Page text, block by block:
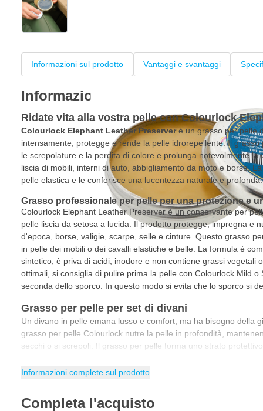
Informazioni sul prodotto Vantaggi e svantaggi
Informazioni sul prodotto
Ridate vita alla vostra pelle con Colourlock
Colourlock Elephant Leather Preserverè un grasso per pelle
intensamente, protegge e rende la pelle idrorepellente. Il grasso
le screpolature e la perdita di colore e prolunga notevolmente la
liscia di mobili, interni di auto, abbigliamento da moto e borse.
pelle elastica e le conferisce una lucentezza naturale e profonda.
Grasso professionale per pelle per una protezione e
Colourlock Elephant Leather Preserver è un conservante per
pelle liscia da setosa a lucida. Il prodotto protegge, impregna e
d'epoca, borse, valigie, scarpe, selle e cinture. Questo grasso
in pelle dei mobili o dei cavalli elastiche e belle. La formula è
sintetico, è priva di acidi, inodore e non contiene grassi vegetali
ottimali, si consiglia di pulire prima la pelle con Colourlock Mild o
seconda dello sporco. In questo modo si evita che lo sporco si
Grasso per pelle per set di divani
Un divano in pelle emana lusso e comfort, ma ha bisogno della
grasso per pelle Colourlock nutre la pelle in profondità,
secchi o si screpoli. Il grasso per pelle forma uno strato
impedisce che la pelle diventi dura e opaca a causa degli sbalzi
Informazioni complete sul prodotto
Completa l'acquisto